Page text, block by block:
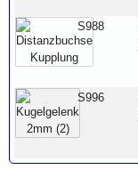
S988
S996